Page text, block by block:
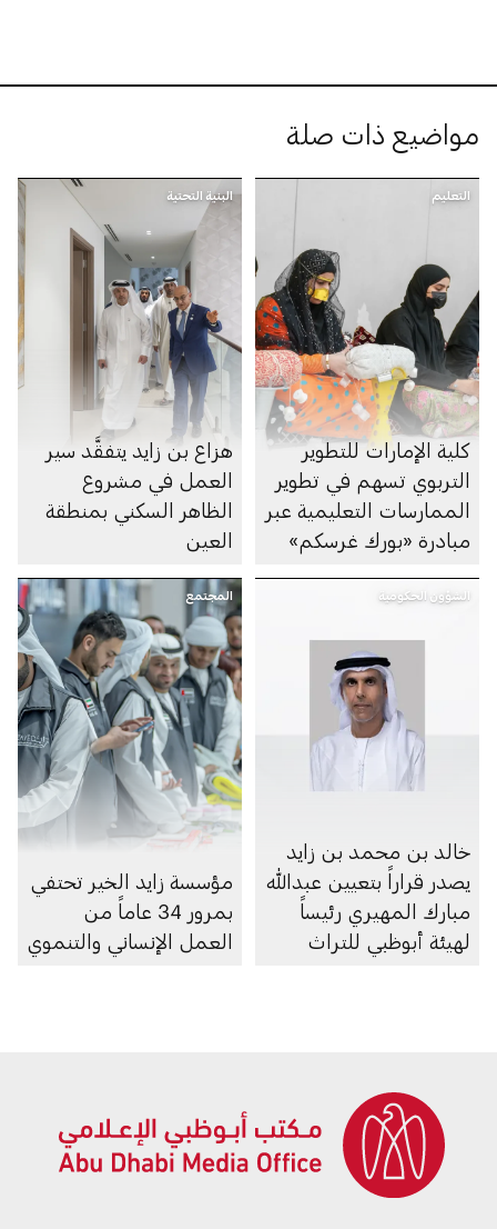
مواضيع ذات صلة
التعليم
كلية الإمارات للتطوير
التربوي تسهم في تطوير
الممارسات التعليمية عبر
مبادرة «بورك غرسكم»
البنية التحتية
هزاع بن زايد يتفقَّد سير
العمل في مشروع
الظاهر السكني بمنطقة
العين
الشؤون الحكومية
خالد بن محمد بن زايد
يصدر قراراً بتعيين عبدالله
مبارك المهيري رئيساً
لهيئة أبوظبي للتراث
المجتمع
مؤسسة زايد الخير تحتفي
بمرور 34 عاماً من
العمل الإنساني والتنموي